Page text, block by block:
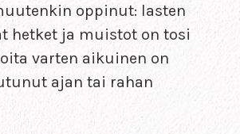
oppinut: lasten
hetket ja muistot on tosi
varten aikuinen on
ajan tai rahan